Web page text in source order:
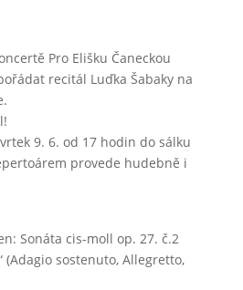
Pro Elišku Čaneckou
recitál Luďka Šabaky na
9. 6. od 17 hodin do sálku
provede hudebně i
Sonáta cis-moll op. 27. č.2
(Adagio sostenuto, Allegretto,